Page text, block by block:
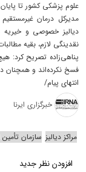
علوم پزشکی کشور تا
مدیرکل درمان
دیالیز خصوصی و خیریه
نقدینگی لازم، بقیه
پناهی‌زاده تصریح کرد:
فسخ نکرده‌اند و همچنان
انتهای پیام/
خبرگزاری ایرنا
مراکز دیالیز سازمان
افزودن نظر جدید